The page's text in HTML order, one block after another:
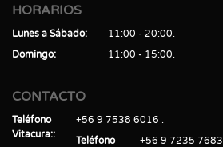
HORARIOS
Lunes a Sábado
11:00 - 20:00
Domingo
11:00 - 15:00
CONTACTO
Teléfono
Vitacura:
+56 9 7538 6016
Teléfono
+56 9 7235 7683